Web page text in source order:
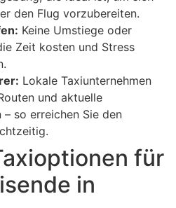
den Flug vorzubereiten.
Keine Umstiege oder
Zeit kosten und Stress
Lokale Taxiunternehmen
und aktuelle
so erreichen Sie den
für
in